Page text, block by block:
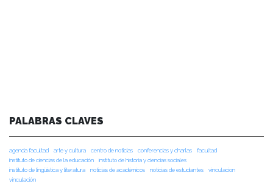
PALABRAS CLAVES
agenda facultad arte y cultura centro de noticias conferencias y charlas
facultad
instituto de ciencias de la educación
instituto de historia y ciencias sociales
instituto de lingüística y literatura
noticias de académicos noticias de estudiantes
vinculacion
vinculación